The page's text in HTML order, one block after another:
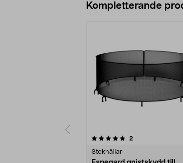
Kompletterande
2
Stekhällar
5.0av 5 stjärnor